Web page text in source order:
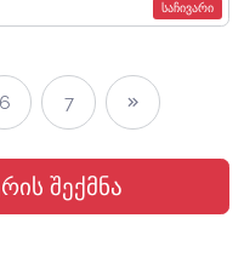
საჩივარი
6 7
შექმნა